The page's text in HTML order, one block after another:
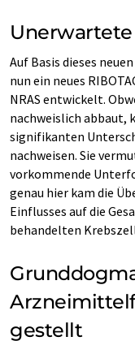
Auf Basis dieses
nun ein neues
NRAS entwickelt.
nachweislich abbaut,
signifikanten
nachweisen. Sie
vorkommende
genau hier kam die
Einflusses auf die
behandelten
gestellt